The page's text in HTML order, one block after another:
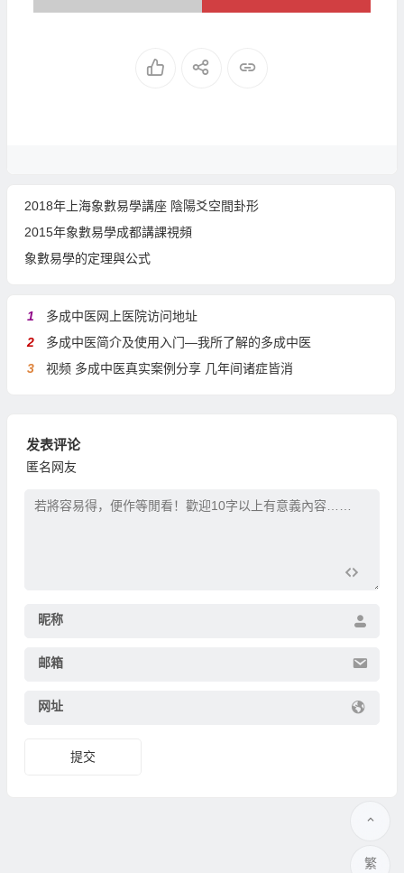
2018年上海象數易學講座 陰陽爻空間卦形
2015年象數易學成都講課視頻
象數易學的定理與公式
1
多成中医网上医院访问地址
2
多成中医简介及使用入门—我所了解的多成中医
3
视频 多成中医真实案例分享 几年间诸症皆消
发表评论
匿名网友
昵称
邮箱
网址
繁